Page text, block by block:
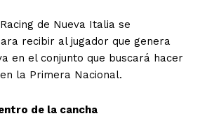
de Nueva Italia se
recibir al jugador que genera
en el conjunto que buscará hacer
la Primera Nacional.
de la cancha